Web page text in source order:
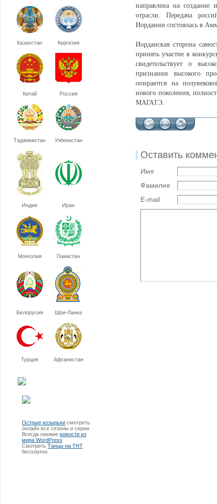
Казахстан Киргизия
Китай Россия
Таджикистан Узбекистан
Индия Иран
Монголия Пакистан
Белорусия Шри-Ланка
Турция Афганистан
Острые козырьки смотреть
онлайн все сезоны и серии.
Всегда свежие новости из
мира WordPress
Смотреть Танцы на ТНТ
бесплатно
направлена на создание
отрасли. Передача
Иордании состоялась в
Иорданская сторона
принять участие в
свидетельствует о
признании высокого
опираются на
нового поколения,
МАГАТЭ.
Оставить
Имя
Фамилия
E-mail